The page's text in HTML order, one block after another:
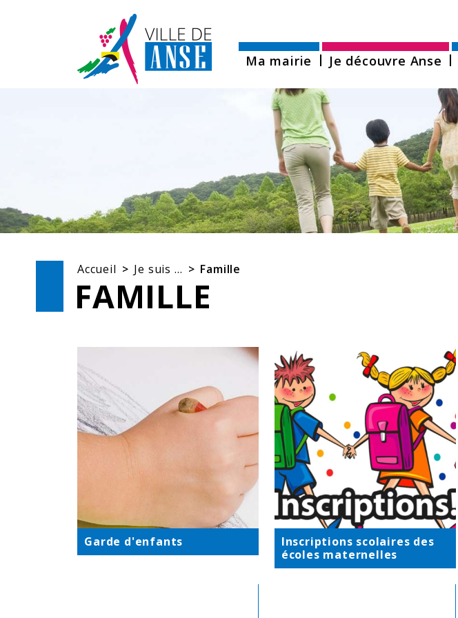
Ma mairie Je découvre Anse
Accueil Je suis … Famille
FAMILLE
Garde d'enfants
Inscriptions scolaires des
écoles maternelles